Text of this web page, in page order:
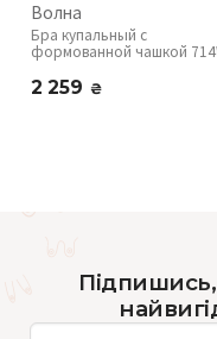
Волна
Бра купальный с
формованной чашкой
2 259 ₴